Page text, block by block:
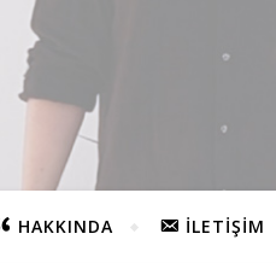
HAKKINDA İLETIŞIM